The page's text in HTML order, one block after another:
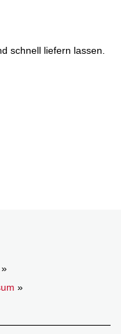
schnell liefern lassen.
»
»